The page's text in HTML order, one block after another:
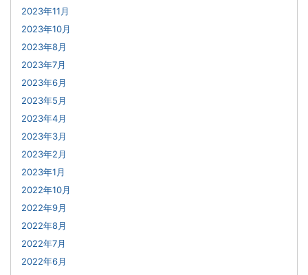
2023年11月
2023年10月
2023年8月
2023年7月
2023年6月
2023年5月
2023年4月
2023年3月
2023年2月
2023年1月
2022年10月
2022年9月
2022年8月
2022年7月
2022年6月